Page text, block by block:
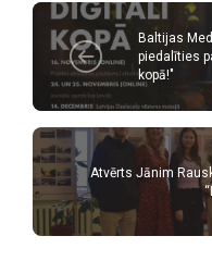
Baltijas
piedalīties
kopā!"
Atvērts Jānim